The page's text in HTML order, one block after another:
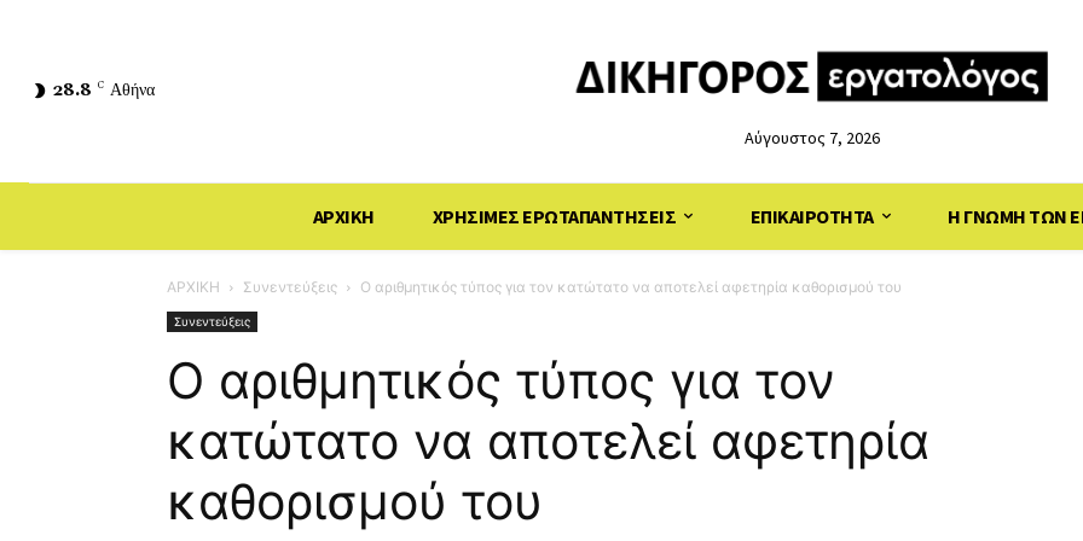
28.8 C Αθήνα
Αύγουστος 7, 2026
ΑΡΧΙΚΗ ΧΡΗΣΙΜΕΣ ΕΡΩΤΑΠΑΝΤΗΣΕΙΣ ΕΠΙΚΑΙΡΟΤΗΤΑ Η ΓΝΩΜΗ ΤΩΝ
ΑΡΧΙΚΗ Συνεντεύξεις Ο αριθμητικός τύπος για τον κατώτατο να αποτελεί αφετηρία καθορισμού του
Συνεντεύξεις
Ο αριθμητικός τύπος για τον
κατώτατο να αποτελεί αφετηρία
καθορισμού του